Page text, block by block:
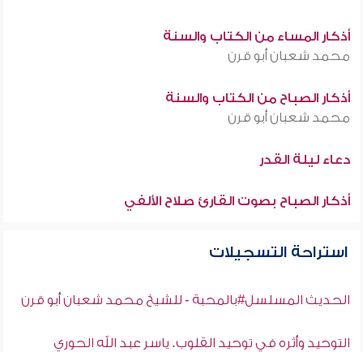
أذكار المساء من الكتاب والسنة
محمد شعبان أبو قرن
أذكار الصباح من الكتاب والسنة
محمد شعبان أبو قرن
دعاء ليلة القدر
أذكار الصباح بصوت القارئ صلاح الألفي
استراحة التسجيلات
الحديث المسلسل#بالمحبة - للشيخ محمد شعبان أبو قرن
التوحيد وأثره في توحيد القلوب. ياسر عبد الله الحوري